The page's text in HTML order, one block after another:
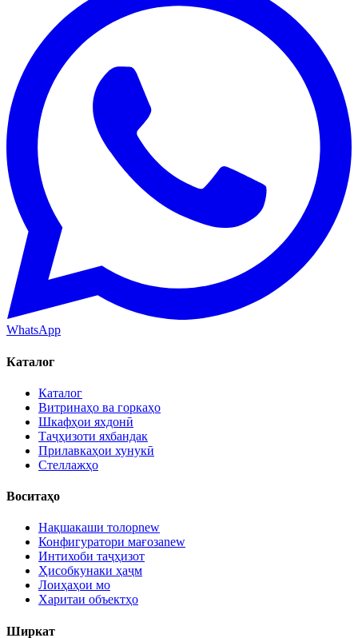
WhatsApp
Каталог
Каталог
Витринаҳо ва горкаҳо
Шкафҳои яхдонӣ
Таҷҳизоти яхбандак
Прилавкаҳои хунукӣ
Стеллажҳо
Воситаҳо
Нақшакаши толорnew
Конфигуратори мағозаnew
Интихоби таҷҳизот
Ҳисобкунаки ҳаҷм
Лоиҳаҳои мо
Харитаи объектҳо
Ширкат